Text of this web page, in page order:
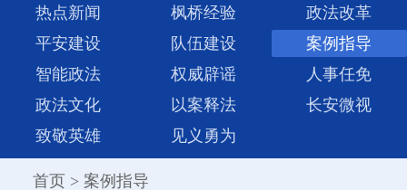
热点新闻
枫桥经验
政法改革
平安建设
队伍建设
案例指导
智能政法
权威辟谣
人事任免
政法文化
以案释法
长安微视
致敬英雄
见义勇为
首页 > 案例指导